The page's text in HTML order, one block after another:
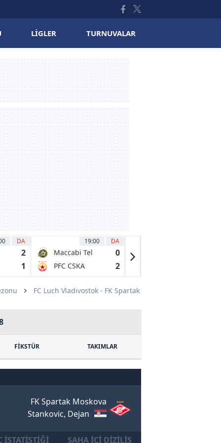
LIGLER TURNUVALAR
DA
2
1
19:00 DA
Maccabi Tel
Aviv FC
0
PFC CSKA
2
FC Luch Vladivostok - FK Spartak
FİKSTÜR TAKIMLAR
FK Spartak Moskova
Stankovic, Dejan
İSTATISTIĞI SAHA İÇI DIZILIŞ